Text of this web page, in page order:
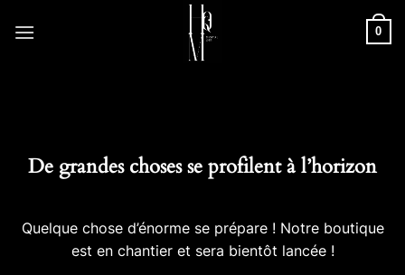
0
De grandes choses se profilent à l’horizon
Quelque chose d’énorme se prépare ! Notre boutique
est en chantier et sera bientôt lancée !